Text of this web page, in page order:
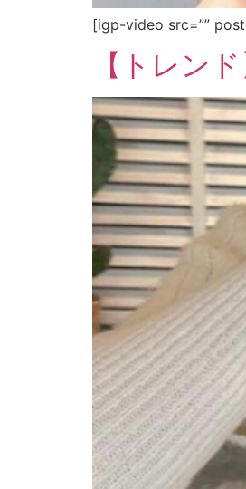
[igp-video src=””
【トレン